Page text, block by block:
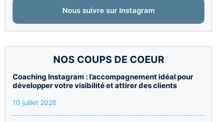
Nous suivre sur Instagram
NOS COUPS DE COEUR
Coaching Instagram : l’accompagnement idéal pour
développer votre visibilité et attirer des clients
10 juillet 2026